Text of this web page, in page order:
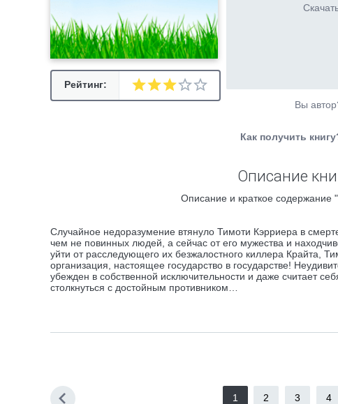
Рейтинг:
Вы
Как получить
Описание
Описание и краткое содержание
Случайное недоразумение втянуло Тимоти Кэрриера в
чем не повинных людей, а сейчас от его мужества и
уйти от расследующего их безжалостного киллера Крайта,
организация, настоящее государство в государстве!
убежден в собственной исключительности и даже считает
столкнуться с достойным противником…
1 2 3 4